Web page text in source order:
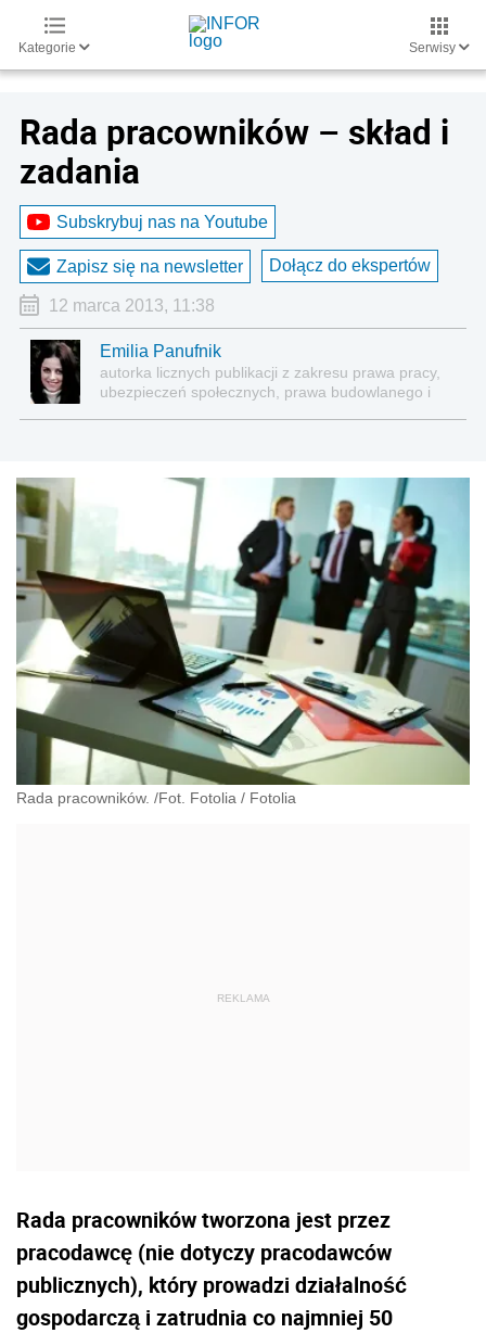
Kategorie Serwisy
Rada pracowników – skład i
zadania
Subskrybuj nas na Youtube
Zapisz się na newsletter Dołącz do ekspertów
12 marca 2013, 11:38
Emilia Panufnik
autorka licznych publikacji z zakresu prawa pracy,
ubezpieczeń społecznych, prawa budowlanego i
Rada pracowników. /Fot. Fotolia / Fotolia
Rada pracowników tworzona jest przez
pracodawcę (nie dotyczy pracodawców
publicznych), który prowadzi działalność
gospodarczą i zatrudnia co najmniej 50